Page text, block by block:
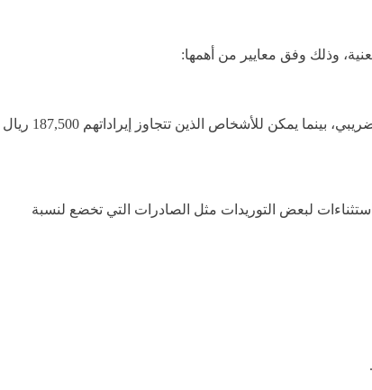
يُلزم جميع الأشخاص الذين يمارسون أنشطة اقتصادية داخل المملكة، وتتجاوز إيراداتهم السنوية من التوريدات 375,000 ريال بالتسجيل في النظام الضريبي، بينما يمكن للأشخاص الذين تتجاوز إيراداتهم 187,500 ريال
النسبة على معظم السلع والخدمات، مع استثناءات لبعض التوريدات مثل الصادرات التي تخضع لنسبة